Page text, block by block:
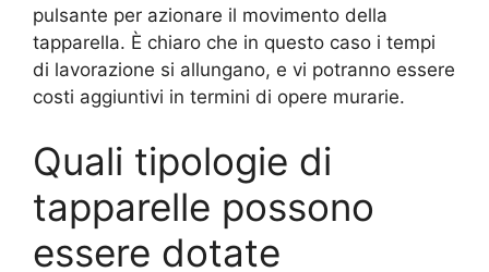
pulsante per azionare il movimento della
tapparella. È chiaro che in questo caso i tempi
di lavorazione si allungano, e vi potranno essere
costi aggiuntivi in termini di opere murarie.
Quali tipologie di
tapparelle possono
essere dotate